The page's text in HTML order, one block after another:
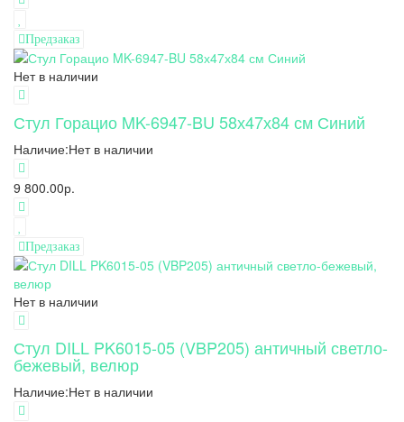
Предзаказ
Нет в наличии
Стул Горацио MK-6947-BU 58х47х84 см Синий
Наличие:Нет в наличии
9 800.00р.
Предзаказ
Нет в наличии
Стул DILL PK6015-05 (VBP205) античный светло-
бежевый, велюр
Наличие:Нет в наличии